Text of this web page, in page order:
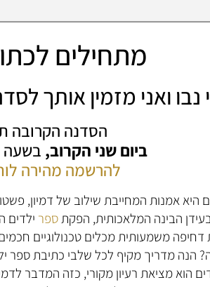
מתחילים
נבו ואני מזמין אותך
הסדנה הקרובה
ביום שני הקרוב, בשעה 19:00 בערב:
להרשמה מהירה
היא אמנות המחייבת שילוב של דמיון,
הבינה המלאכותית, הפקתספר ילדים
הנה מדריך מקיף לכל שלבי כתיבת ספר
הוא מציאת רעיון מקורי, כזה המדבר